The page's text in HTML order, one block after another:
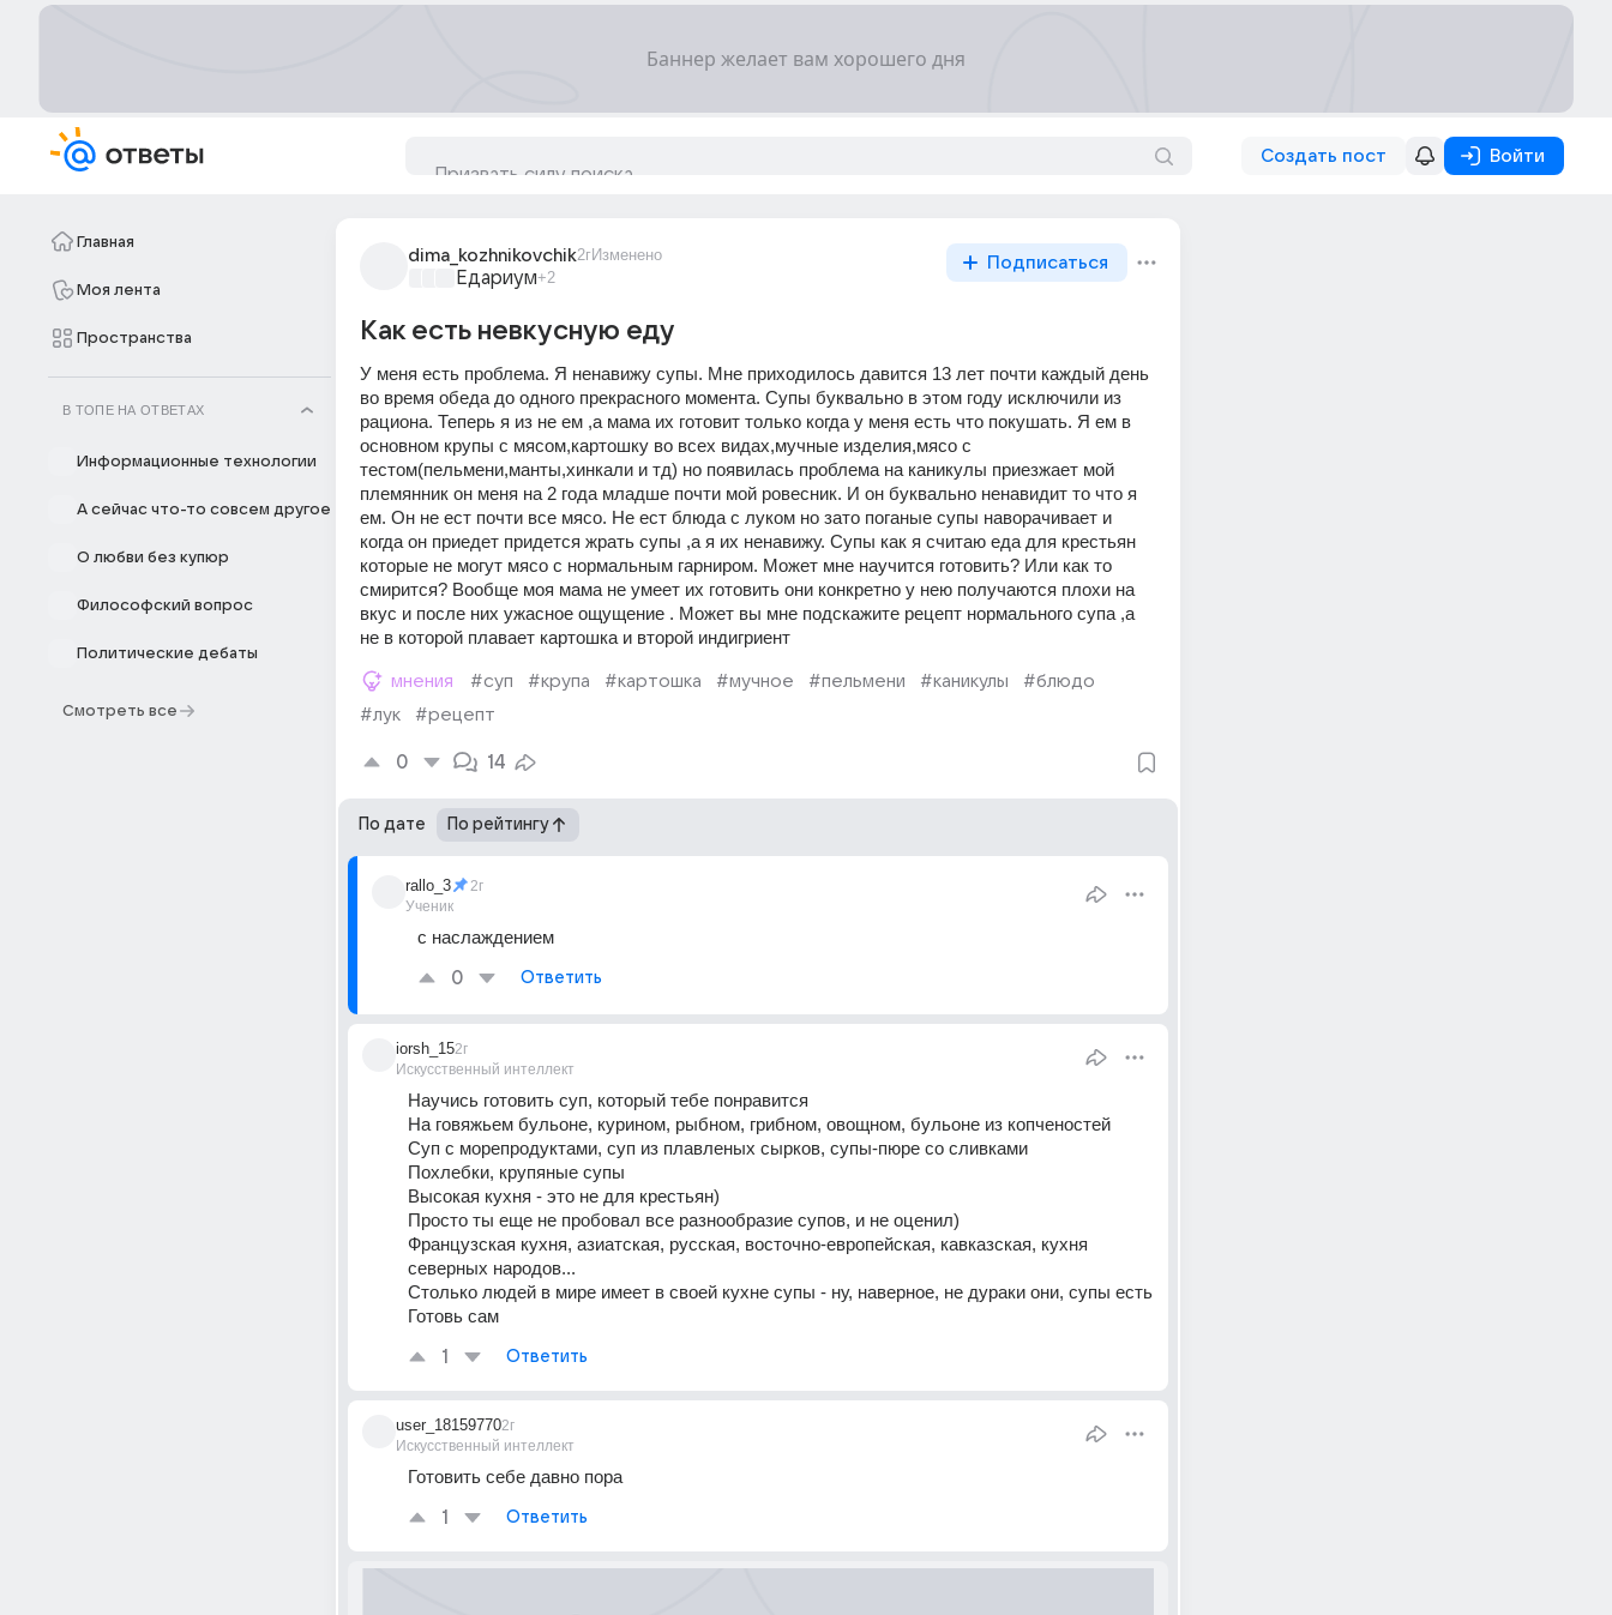
Создать пост Войти
Главная
Моя лента
Пространства
В ТОПЕ НА ОТВЕТАХ
Информационные технологии
А сейчас что-то совсем другое
О любви без купюр
Философский вопрос
Политические дебаты
Смотреть все
dima_kozhnikovchik2гИзменено
Едариум+2
Подписаться
Как есть невкусную еду
У меня есть проблема. Я ненавижу супы. Мне приходилось давится 13 лет почти каждый день
во время обеда до одного прекрасного момента. Супы буквально в этом году исключили из
рациона. Теперь я из не ем ,а мама их готовит только когда у меня есть что покушать. Я ем в
основном крупы с мясом,картошку во всех видах,мучные изделия,мясо с
тестом(пельмени,манты,хинкали и тд) но появилась проблема на каникулы приезжает мой
племянник он меня на 2 года младше почти мой ровесник. И он буквально ненавидит то что я
ем. Он не ест почти все мясо. Не ест блюда с луком но зато поганые супы наворачивает и
когда он приедет придется жрать супы ,а я их ненавижу. Супы как я считаю еда для крестьян
которые не могут мясо с нормальным гарниром. Может мне научится готовить? Или как то
смирится? Вообще моя мама не умеет их готовить они конкретно у нею получаются плохи на
вкус и после них ужасное ощущение . Может вы мне подскажите рецепт нормального супа ,а
не в которой плавает картошка и второй индигриент
мнения #суп #крупа #картошка #мучное #пельмени #каникулы
#блюдо
#лук
#рецепт
0 14
По дате По рейтингу
rallo_3
Ученик
2г
с наслаждением
0 Ответить
iorsh_15
Искусственный интеллект
2г
Научись готовить суп, который тебе понравится
На говяжьем бульоне, курином, рыбном, грибном, овощном, бульоне из копченостей
Суп с морепродуктами, суп из плавленых сырков, супы-пюре со сливками
Похлебки, крупяные супы
Высокая кухня - это не для крестьян)
Просто ты еще не пробовал все разнообразие супов, и не оценил)
Французская кухня, азиатская, русская, восточно-европейская, кавказская, кухня
северных народов...
Столько людей в мире имеет в своей кухне супы - ну, наверное, не дураки они, супы есть
Готовь сам
1 Ответить
user_18159770
Искусственный интеллект
2г
Готовить себе давно пора
1 Ответить